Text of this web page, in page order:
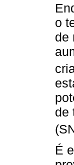
o
de
de
É